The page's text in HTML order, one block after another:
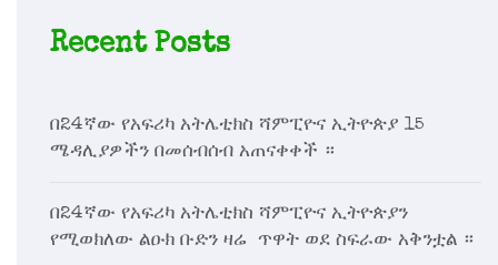
Recent Posts
በ24ኛው የአፍሪካ አትሌቲክስ ሻምፒዮና ኢትዮጵያ 15
ሜዳሊያዎችን በመሰብሰብ አጠናቀቀች ።
በ24ኛው የአፍሪካ አትሌቲክስ ሻምፒዮና ኢትዮጵያን
የሚወክለው ልዑክ ቡድን ዛሬ ጥዋት ወደ ስፍራው አቅንቷል ።